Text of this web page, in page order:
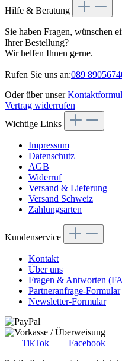
Hilfe & Beratung
Sie haben Fragen, wünschen
Ihrer Bestellung?
Wir helfen Ihnen gerne.
Rufen Sie uns an:089
Oder über unser
Vertrag widerrufen
Wichtige Links
Impressum
Datenschutz
AGB
Widerruf
Versand & Lieferung
Versand Schweiz
Zahlungsarten
Kundenservice
Kontakt
Über uns
Fragen & Antworten
Partneranfrage-Formular
Newsletter-Formular
TikTok Facebook